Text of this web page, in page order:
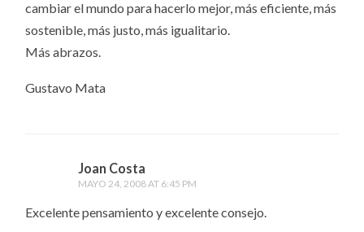
cambiar el mundo para hacerlo mejor, más eficiente, más
sostenible, más justo, más igualitario.
Más abrazos.
Gustavo Mata
Joan Costa
MAYO 24, 2008 AT 6:45 PM
Excelente pensamiento y excelente consejo.